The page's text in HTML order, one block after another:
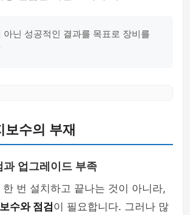
아닌 성공적인 결과를 목표로 장비를
보수의 부재
과 업그레이드 부족
번 설치하고 끝나는 것이 아니라,
수와 점검이 필요합니다. 그러나 많